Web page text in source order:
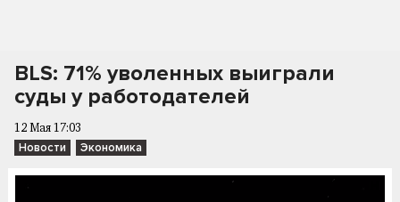
BLS: 71% уволенных выиграли
суды у работодателей
12 Мая 17:03
Новости Экономика